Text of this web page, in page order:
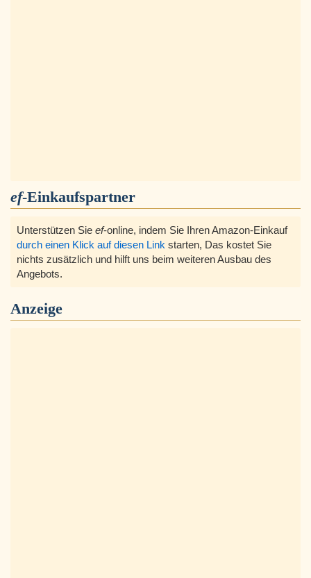
ef-Einkaufspartner
Unterstützen Sie ef-online, indem Sie Ihren Amazon-Einkauf
durch einen Klick auf diesen Link starten, Das kostet Sie
nichts zusätzlich und hilft uns beim weiteren Ausbau des
Angebots.
Anzeige